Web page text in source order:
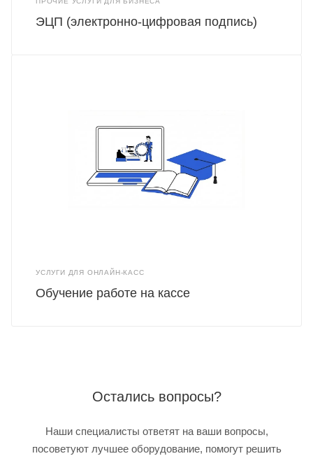
ЭЦП (электронно-цифровая подпись)
УСЛУГИ ДЛЯ ОНЛАЙН-КАСС
Обучение работе на кассе
Остались вопросы?
Наши специалисты ответят на ваши вопросы,
посоветуют лучшее оборудование, помогут решить